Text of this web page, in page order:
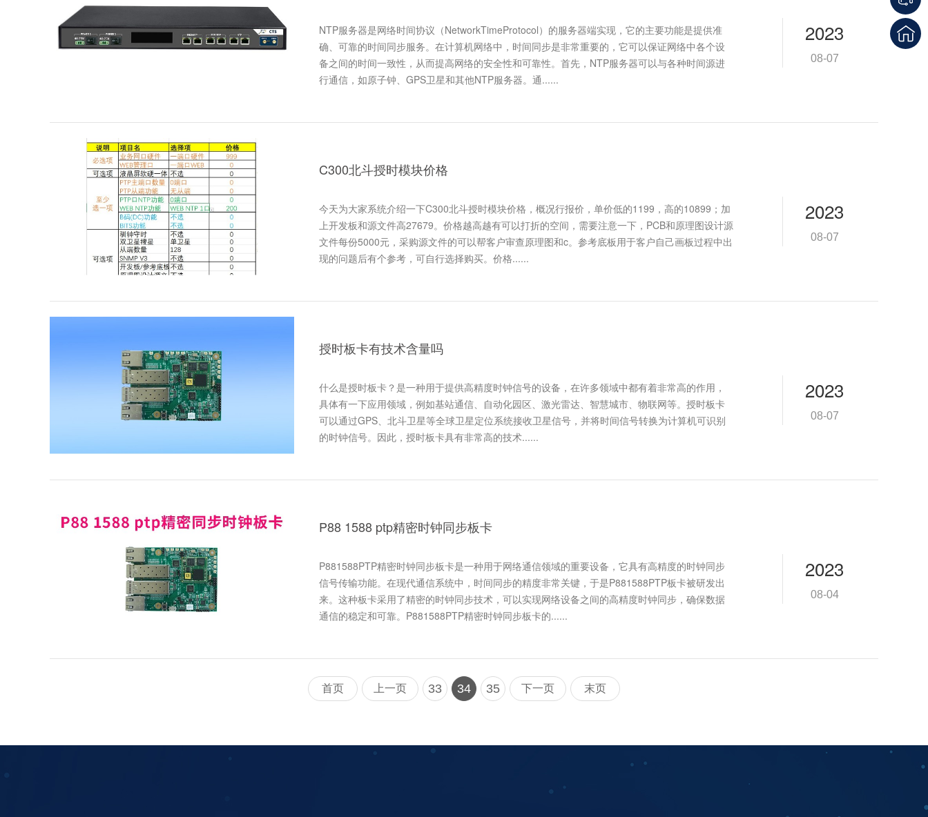
2023
08-07
NTP服务器是网络时间协议（NetworkTimeProtocol）的服务器端实现，它的主要功能是提供准
确、可靠的时间同步服务。在计算机网络中，时间同步是非常重要的，它可以保证网络中各个设
备之间的时间一致性，从而提高网络的安全性和可靠性。首先，NTP服务器可以与各种时间源进
行通信，如原子钟、GPS卫星和其他NTP服务器。通......
2023
08-07
C300北斗授时模块价格
今天为大家系统介绍一下C300北斗授时模块价格，概况行报价，单价低的1199，高的10899；加
上开发板和源文件高27679。价格越高越有可以打折的空间，需要注意一下，PCB和原理图设计源
文件每份5000元，采购源文件的可以帮客户审查原理图和c。参考底板用于客户自己画板过程中出
现的问题后有个参考，可自行选择购买。价格......
2023
08-07
授时板卡有技术含量吗
什么是授时板卡？是一种用于提供高精度时钟信号的设备，在许多领域中都有着非常高的作用，
具体有一下应用领域，例如基站通信、自动化园区、激光雷达、智慧城市、物联网等。授时板卡
可以通过GPS、北斗卫星等全球卫星定位系统接收卫星信号，并将时间信号转换为计算机可识别
的时钟信号。因此，授时板卡具有非常高的技术......
2023
08-04
P88 1588 ptp精密时钟同步板卡
P881588PTP精密时钟同步板卡是一种用于网络通信领域的重要设备，它具有高精度的时钟同步
信号传输功能。在现代通信系统中，时间同步的精度非常关键，于是P881588PTP板卡被研发出
来。这种板卡采用了精密的时钟同步技术，可以实现网络设备之间的高精度时钟同步，确保数据
通信的稳定和可靠。P881588PTP精密时钟同步板卡的......
首页 上一页 33 34 35 下一页 末页